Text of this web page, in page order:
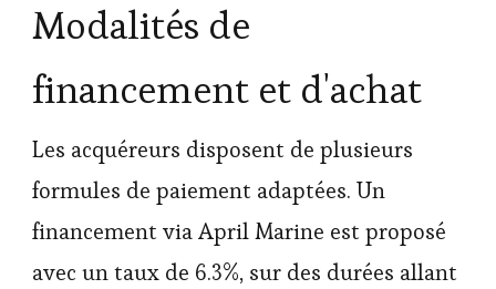
Modalités de
financement et d'achat
Les acquéreurs disposent de plusieurs
formules de paiement adaptées. Un
financement via April Marine est proposé
avec un taux de 6.3%, sur des durées allant